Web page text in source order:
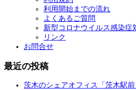
利用開始までの流れ
よくあるご質問
新型コロナウイルス感染症
リンク
お問合せ
最近の投稿
茨木のシェアオフィス「茨木駅